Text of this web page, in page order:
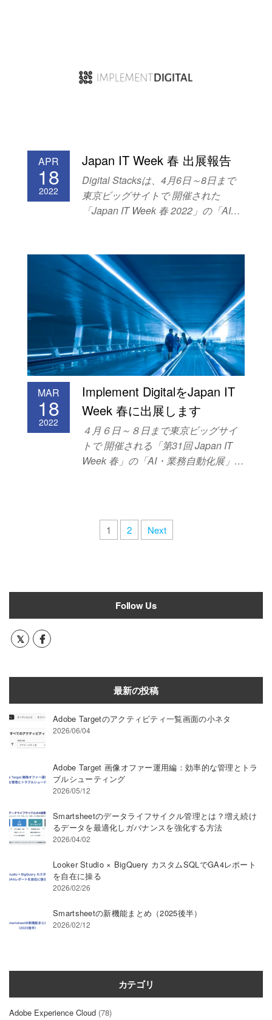
勧めのサービスです。ぜひご検討ください。
APR
18
2022
Japan IT Week 春 出展報告
Digital Stacksは、4月6日～8日まで
東京ビッグサイトで 開催された
「Japan IT Week 春 2022」の「AI・
ス「Implement Digital」をご紹介しま
した。 会場では来場者の方から「プ
ロモーションページを自社で作成し
ているが、ウェブアクセスの分析法
が確立していない」「各部門別の担
当のウェブコンテンツがあり、横串
（全体）で見たいのだがどう整理す
べきか悩んでいる」といった具体的
なお悩みをお聞きしました。人材紹
介や、システム構築を含めた提案の
ご要望も多数いただきました。弊社
としても出来る限りお答えしていき
たいと思っております。どうもあり
がとうございました。
MAR
18
2022
Implement DigitalをJapan IT
Week 春に出展します
４月６日～８日まで東京ビッグサイ
トで 開催される「第31回 Japan IT
Week 春」の「AI・業務自動化展」に
ルを紹介するパンフレット
「TechCatalog」 と、スタートガイ
人） 弊社から無料の招待券をお配り
=coitharu2022?co=ml_ai-s-69zyvz ■
展示会情報 名称：第31回 Japan IT
Week 春 会期：2022年４月６日
（水）～８日（金） 時間：10:00～
場：東京ビッグサイト 東ホール 主
催：RX Japan株式会社 (旧社名: リー
ド エグジビション ジャパン) 公式
HP：https://www.japan-it-spring.jp/ja-
jp.html
1 2 Next
Follow Us
最新の投稿
Adobe Targetのアクティビティ一覧画面の小ネタ
2026/06/04
Adobe Target 画像オファー運用編：効率的な管理とトラ
ブルシューティング
2026/05/12
Smartsheetのデータライフサイクル管理とは？増え続け
るデータを最適化しガバナンスを強化する方法
2026/04/02
Looker Studio × BigQuery カスタムSQLでGA4レポート
を自在に操る
2026/02/26
Smartsheetの新機能まとめ（2025後半）
2026/02/12
カテゴリ
Adobe Experience Cloud (78)